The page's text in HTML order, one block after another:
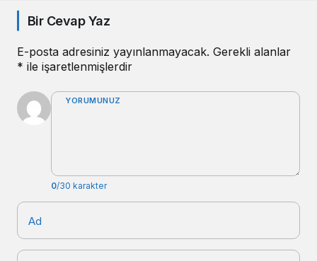
Bir Cevap Yaz
E-posta adresiniz yayınlanmayacak. Gerekli alanlar
* ile işaretlenmişlerdir
YORUMUNUZ
0/30 karakter
Ad